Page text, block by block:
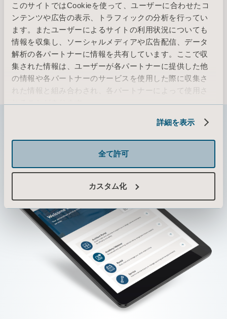
このサイトではCookieを使って、ユーザーに合わせたコ
ンテンツや広告の表示、トラフィックの分析を行ってい
ます。またユーザーによるサイトの利用状況についても
情報を収集し、ソーシャルメディアや広告配信、データ
解析の各パートナーに情報を共有しています。ここで収
集された情報は、ユーザーが各パートナーに提供した他
の情報や各パートナーのサービスを使用した際に収集さ
れた情報と組み合わされ、各パートナーによって使用さ
れることがあります。
詳細を表示
全て許可
カスタム化
利用規約
プライバシーポリシー
リーガルノーティス
クッキーに関する情報
© 2026 Arjo · All rights reserved